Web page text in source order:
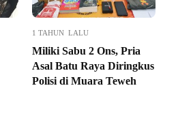
1 TAHUN LALU
Miliki Sabu 2 Ons, Pria
Asal Batu Raya Diringkus
Polisi di Muara Teweh